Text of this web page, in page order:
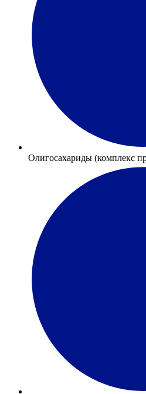
Олигосахариды (комплекс